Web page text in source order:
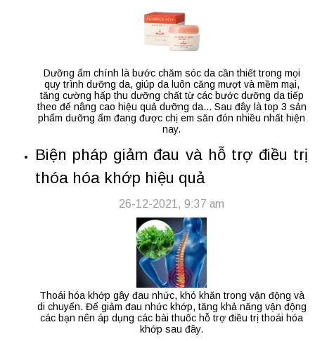
Dưỡng ẩm chính là bước chăm sóc da cần thiết trong mọi
quy trình dưỡng da, giúp da luôn căng mượt và mềm mại,
tăng cường hấp thu dưỡng chất từ các bước dưỡng da tiếp
theo để nâng cao hiệu quả dưỡng da... Sau đây là top 3 sản
phẩm dưỡng ẩm đang được chị em săn đón nhiều nhất hiện
nay.
Biện pháp giảm đau và hỗ trợ điều trị
thóa hóa khớp hiệu quả
26-12-2021, 9:37 am
Thoái hóa khớp gây đau nhức, khó khăn trong vận động và
di chuyển. Để giảm đau nhức khớp, tăng khả năng vận động
các bạn nên áp dụng các bài thuốc hỗ trợ điều trị thoái hóa
khớp sau đây.